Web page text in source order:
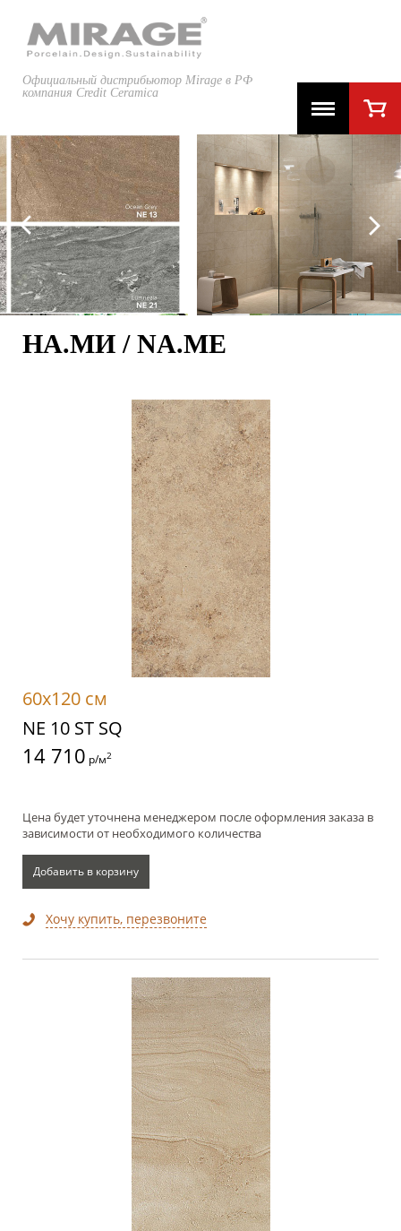
Официальный дистрибьютор Mirage в РФ
компания Credit Ceramica
НА.МИ / NA.ME
60x120 см
NE 10 ST SQ
14 710 р/м2
Цена будет уточнена менеджером после оформления заказа в
зависимости от необходимого количества
Добавить в корзину
Хочу купить, перезвоните